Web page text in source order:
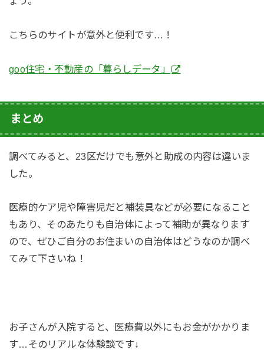
こちらのサイトが意外と便利です…！
goo住宅・不動産の「暮らしデータ」
まとめ
調べてみると、23区だけでも意外と助成の内容は違いま
した。
医療的ケア児や障害児だと補装具などが必要になること
もあり、そのあたりも自治体によって補助が異なります
ので、ぜひご自分のお住まいの自治体はどうなのか調べ
てみて下さいね！
お子さんが入院すると、医療費以外にもお金がかかりま
す…そのリアルな体験談です↓